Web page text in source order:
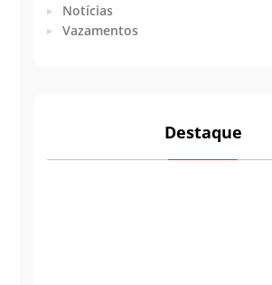
Notícias
Vazamentos
Destaque